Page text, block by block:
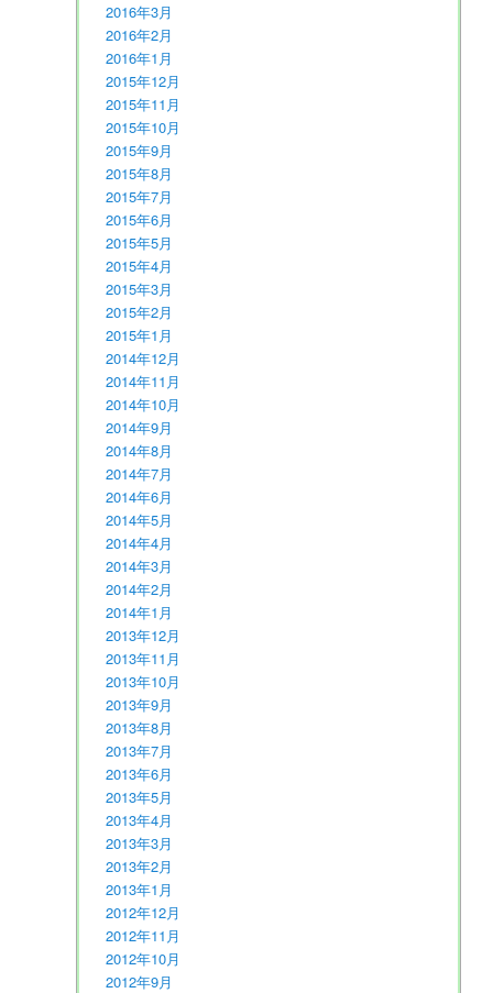
2016年3月
2016年2月
2016年1月
2015年12月
2015年11月
2015年10月
2015年9月
2015年8月
2015年7月
2015年6月
2015年5月
2015年4月
2015年3月
2015年2月
2015年1月
2014年12月
2014年11月
2014年10月
2014年9月
2014年8月
2014年7月
2014年6月
2014年5月
2014年4月
2014年3月
2014年2月
2014年1月
2013年12月
2013年11月
2013年10月
2013年9月
2013年8月
2013年7月
2013年6月
2013年5月
2013年4月
2013年3月
2013年2月
2013年1月
2012年12月
2012年11月
2012年10月
2012年9月